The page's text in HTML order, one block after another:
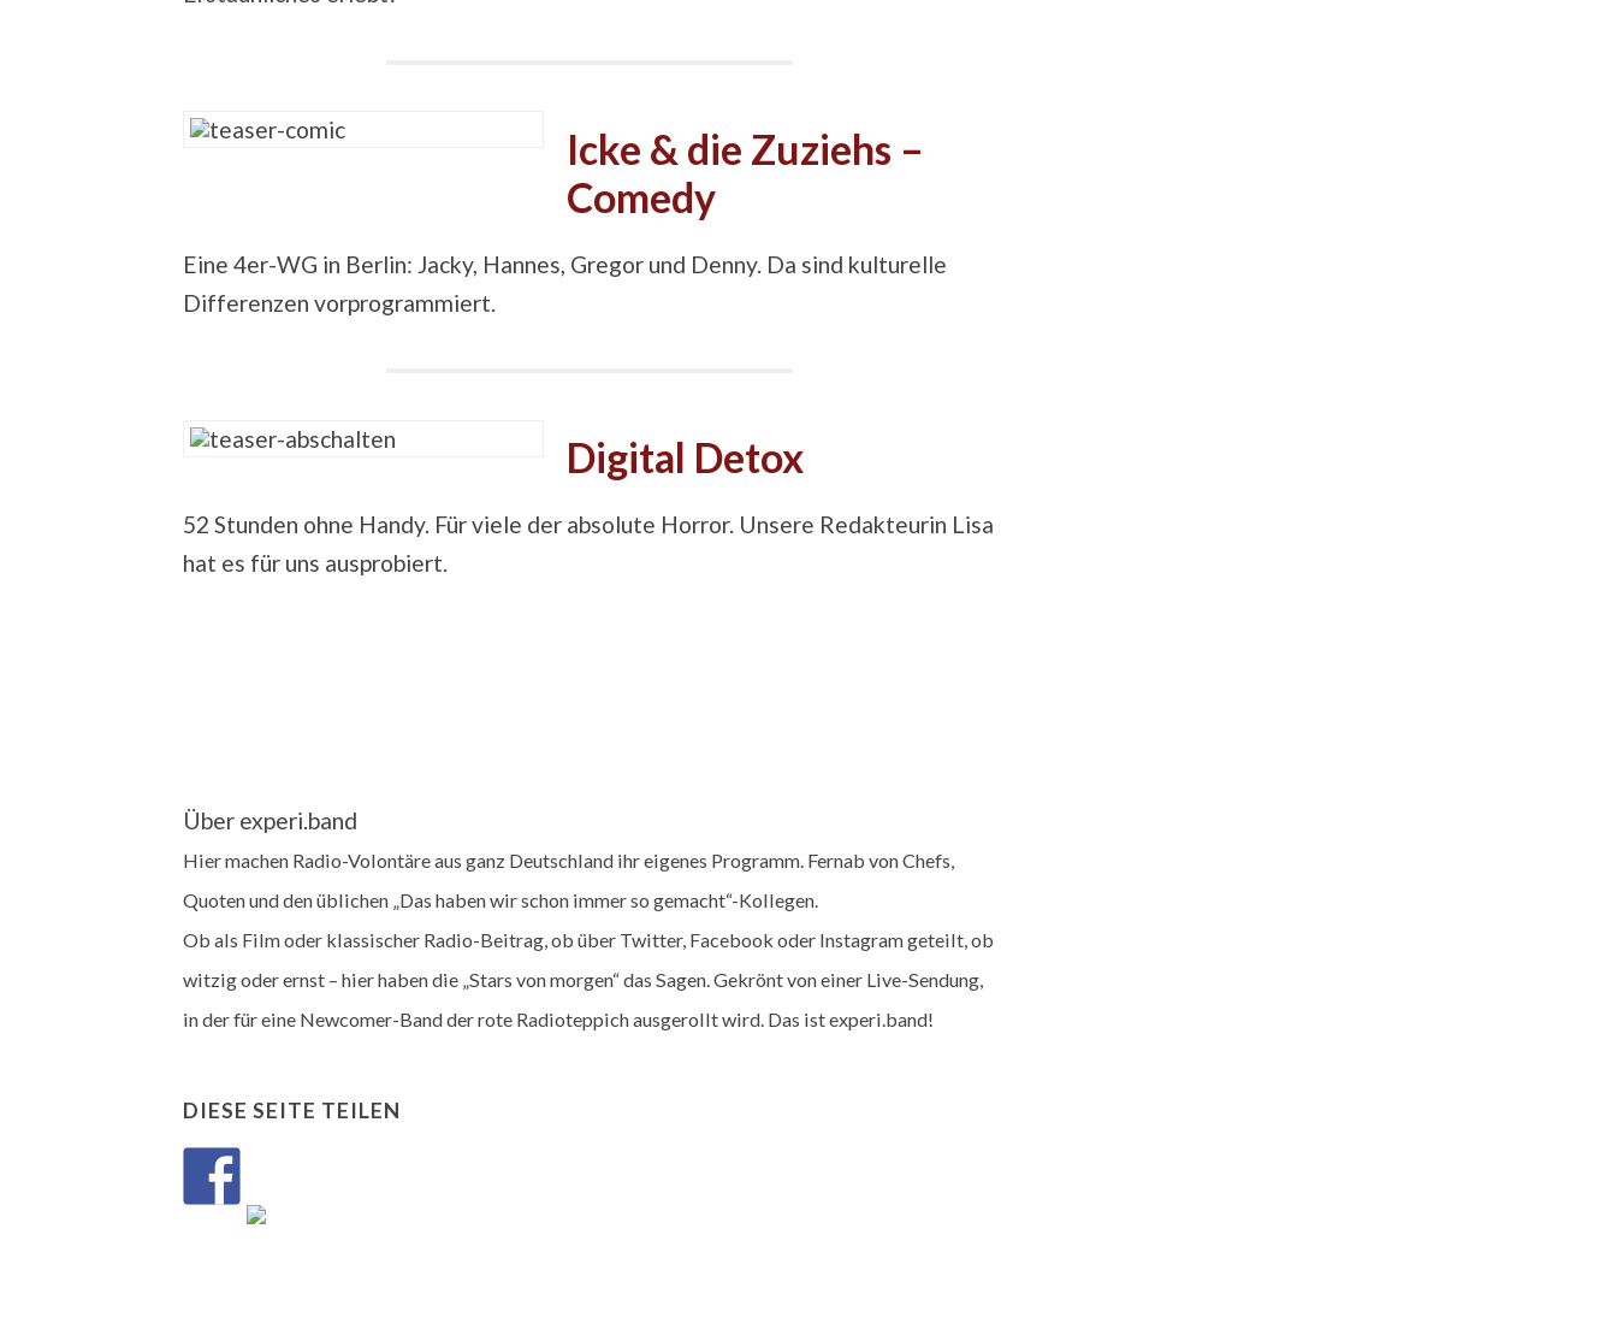
Icke & die Zuziehs –
Comedy
Eine 4er-WG in Berlin: Jacky, Hannes, Gregor und Denny. Da sind kulturelle
Differenzen vorprogrammiert.
Digital Detox
52 Stunden ohne Handy. Für viele der absolute Horror. Unsere Redakteurin Lisa
hat es für uns ausprobiert.
Über experi.band
Hier machen Radio-Volontäre aus ganz Deutschland ihr eigenes Programm. Fernab von Chefs,
Quoten und den üblichen „Das haben wir schon immer so gemacht“-Kollegen.
Ob als Film oder klassischer Radio-Beitrag, ob über Twitter, Facebook oder Instagram geteilt, ob
witzig oder ernst – hier haben die „Stars von morgen“ das Sagen. Gekrönt von einer Live-Sendung,
in der für eine Newcomer-Band der rote Radioteppich ausgerollt wird. Das ist experi.band!
DIESE SEITE TEILEN